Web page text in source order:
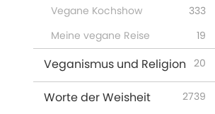
Vegane Kochshow
333
Meine vegane Reise
19
Veganismus und Religion 20
Worte der Weisheit 2739